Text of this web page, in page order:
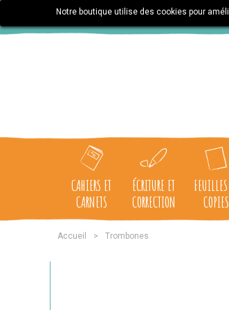
Notre boutique utilise des cookies pour
CAHIERS ET
CARNETS
ÉCRITURE ET
CORRECTION
COPIES
Accueil > Trombones